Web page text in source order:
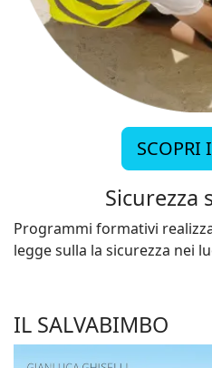
SCOPRI
Sicurezza
Programmi formativi
legge sulla la sicurezza nei
IL SALVABIMBO